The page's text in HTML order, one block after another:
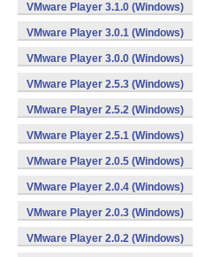
VMware Player 3.1.0 (Windows)
VMware Player 3.0.1 (Windows)
VMware Player 3.0.0 (Windows)
VMware Player 2.5.3 (Windows)
VMware Player 2.5.2 (Windows)
VMware Player 2.5.1 (Windows)
VMware Player 2.0.5 (Windows)
VMware Player 2.0.4 (Windows)
VMware Player 2.0.3 (Windows)
VMware Player 2.0.2 (Windows)